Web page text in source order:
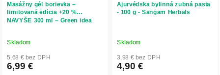
Masážny gél borievka –
limitovaná edícia +20 %
NAVYŠE 300 ml – Green idea
Skladom
5,68 € bez DPH
6,99 €
Ajurvédska bylinná zubná pasta
- 100 g - Sangam Herbals
Skladom
3,98 € bez DPH
4,90 €